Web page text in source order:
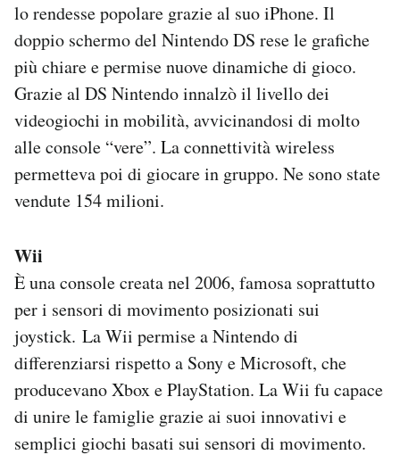
lo rendesse popolare grazie al suo iPhone. Il
doppio schermo del Nintendo DS rese le grafiche
più chiare e permise nuove dinamiche di gioco.
Grazie al DS Nintendo innalzò il livello dei
videogiochi in mobilità, avvicinandosi di molto
alle console “vere”. La connettività wireless
permetteva poi di giocare in gruppo. Ne sono state
vendute 154 milioni.
Wii
È una console creata nel 2006, famosa soprattutto
per i sensori di movimento posizionati sui
joystick. La Wii permise a Nintendo di
differenziarsi rispetto a Sony e Microsoft, che
producevano Xbox e PlayStation. La Wii fu capace
di unire le famiglie grazie ai suoi innovativi e
semplici giochi basati sui sensori di movimento.